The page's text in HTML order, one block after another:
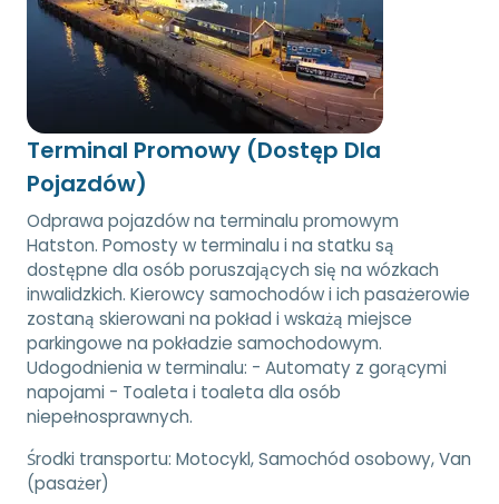
Terminal Promowy (Dostęp Dla
Pojazdów)
Odprawa pojazdów na terminalu promowym
Hatston. Pomosty w terminalu i na statku są
dostępne dla osób poruszających się na wózkach
inwalidzkich. Kierowcy samochodów i ich pasażerowie
zostaną skierowani na pokład i wskażą miejsce
parkingowe na pokładzie samochodowym.
Udogodnienia w terminalu: - Automaty z gorącymi
napojami - Toaleta i toaleta dla osób
niepełnosprawnych.
Środki transportu: Motocykl, Samochód osobowy, Van
(pasażer)